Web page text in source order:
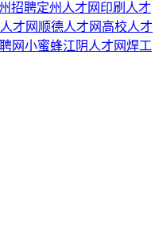
招聘定州人才网 印刷人才
才网 顺德人才网 高校人才
网小蜜蜂江阴人才网焊工